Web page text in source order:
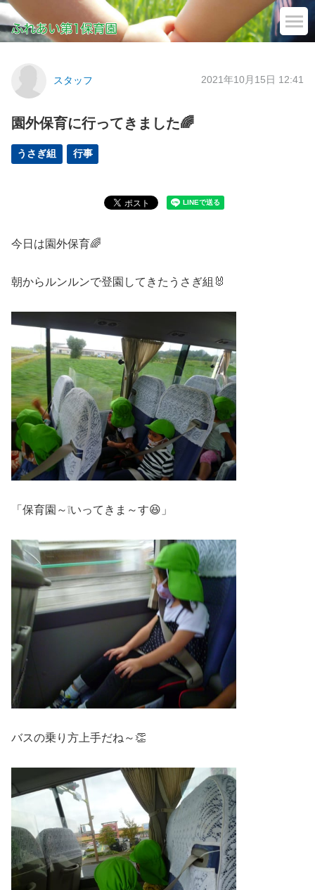
スタッフ 2021年10月15日 12:41
園外保育に行ってきました🌈
うさぎ組 行事
今日は園外保育🌈
朝からルンルンで登園してきたうさぎ組🐰
「保育園～❕いってきま～す😆」
バスの乗り方上手だね～👏